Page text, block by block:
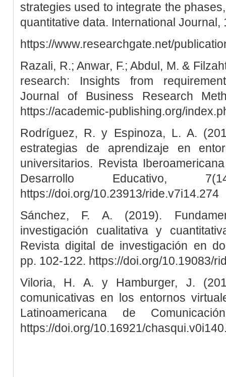
strategies used to integrate the
quantitative data. International Journal,
https://www.researchgate.net/
Razali, R.; Anwar, F.; Abdul, M. &
research: Insights from
Journal of Business Research
https://academic-publishing.org/
Rodríguez, R. y Espinoza, L. A.
estrategias de aprendizaje en
universitarios. Revista
Desarrollo Educativo,
https://doi.org/10.23913/ride.v7i14.274
Sánchez, F. A. (2019).
investigación cualitativa y
Revista digital de investigación en
pp. 102-122. https://doi.org/10.19083/
Viloria, H. A. y Hamburger, J.
comunicativas en los entornos
Latinoamericana de
https://doi.org/10.16921/